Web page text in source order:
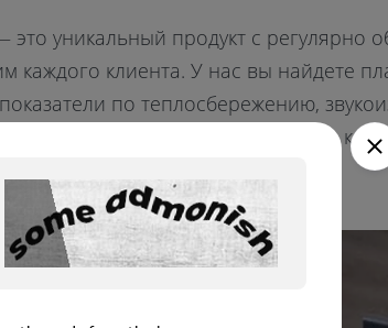
это уникальный продукт с регулярно
клиента. У нас вы найдете
по теплосбережению,
от злоумышленников и другим